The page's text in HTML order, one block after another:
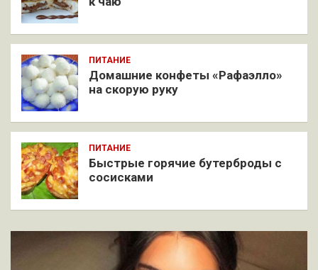
ПИТАНИЕ
Домашние конфеты «Рафаэлло»
на скорую руку
ПИТАНИЕ
Быстрые горячие бутерброды с
сосисками